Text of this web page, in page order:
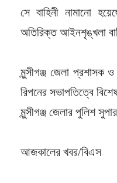
সে বাহিনী নামানো
অতিরিক্ত আইনশৃঙ্খলা
মুন্সীগঞ্জ জেলা প্রশাসক
রিপনের সভাপতিত্বে
মুন্সীগঞ্জ জেলার পুলিশ
আজকালের খবর/বিএস